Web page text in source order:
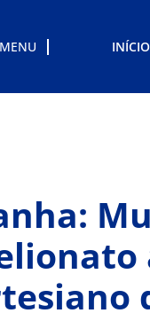
MENU INÍCIO